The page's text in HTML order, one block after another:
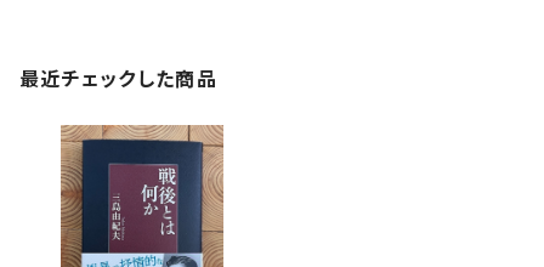
最近チェックした商品